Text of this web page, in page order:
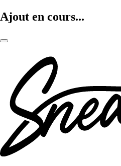
Ajout en cours...